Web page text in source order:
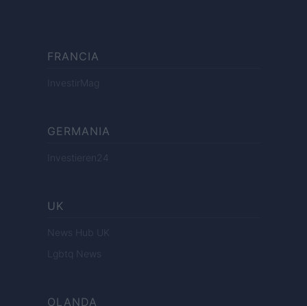
FRANCIA
InvestirMag
GERMANIA
Investieren24
UK
News Hub UK
Lgbtq News
OLANDA